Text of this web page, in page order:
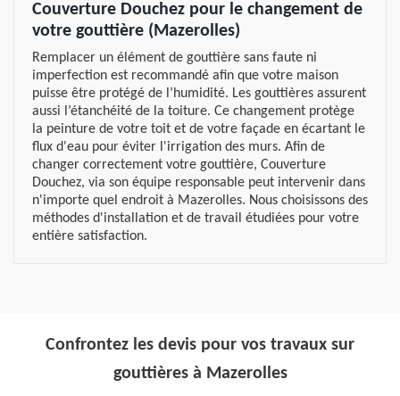
Couverture Douchez pour le changement de
votre gouttière (Mazerolles)
Remplacer un élément de gouttière sans faute ni
imperfection est recommandé afin que votre maison
puisse être protégé de l’humidité. Les gouttières assurent
aussi l’étanchéité de la toiture. Ce changement protège
la peinture de votre toit et de votre façade en écartant le
flux d'eau pour éviter l'irrigation des murs. Afin de
changer correctement votre gouttière, Couverture
Douchez, via son équipe responsable peut intervenir dans
n'importe quel endroit à Mazerolles. Nous choisissons des
méthodes d'installation et de travail étudiées pour votre
entière satisfaction.
Confrontez les devis pour vos travaux sur
gouttières à Mazerolles